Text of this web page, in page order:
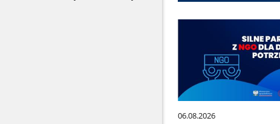
06.08.2026